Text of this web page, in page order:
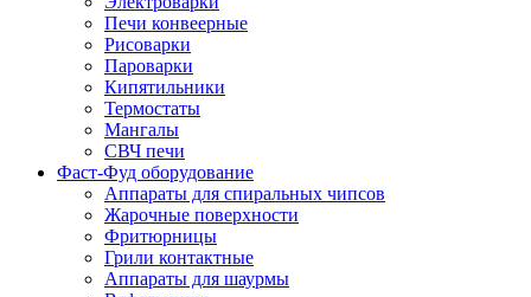
Печи конвеерные
Рисоварки
Пароварки
Кипятильники
Термостаты
Мангалы
СВЧ печи
Фаст-Фуд оборудование
Аппараты для спиральных чипсов
Жарочные поверхности
Фритюрницы
Грили контактные
Аппараты для шаурмы